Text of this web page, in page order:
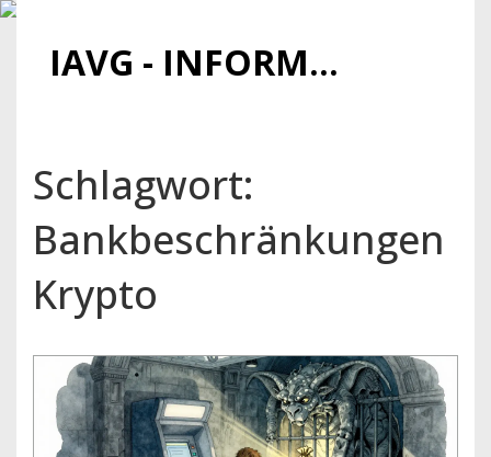
IAVG - INFORMATIONSARCHIV FÜR VIRTUELLE GELDER
Schlagwort:
Bankbeschränkungen
Krypto